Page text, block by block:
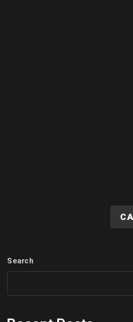
Search